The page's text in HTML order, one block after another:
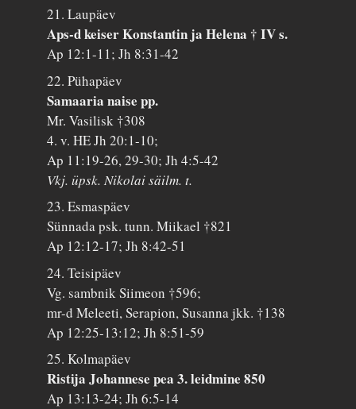
21. Laupäev
Aps-d keiser Konstantin ja Helena † IV s.
Ap 12:1-11; Jh 8:31-42
22. Pühapäev
Samaaria naise pp.
Mr. Vasilisk †308
4. v. HE Jh 20:1-10;
Ap 11:19-26, 29-30; Jh 4:5-42
Vkj. üpsk. Nikolai säilm. t.
23. Esmaspäev
Sünnada psk. tunn. Miikael †821
Ap 12:12-17; Jh 8:42-51
24. Teisipäev
Vg. sambnik Siimeon †596;
mr-d Meleeti, Serapion, Susanna jkk. †138
Ap 12:25-13:12; Jh 8:51-59
25. Kolmapäev
Ristija Johannese pea 3. leidmine 850
Ap 13:13-24; Jh 6:5-14